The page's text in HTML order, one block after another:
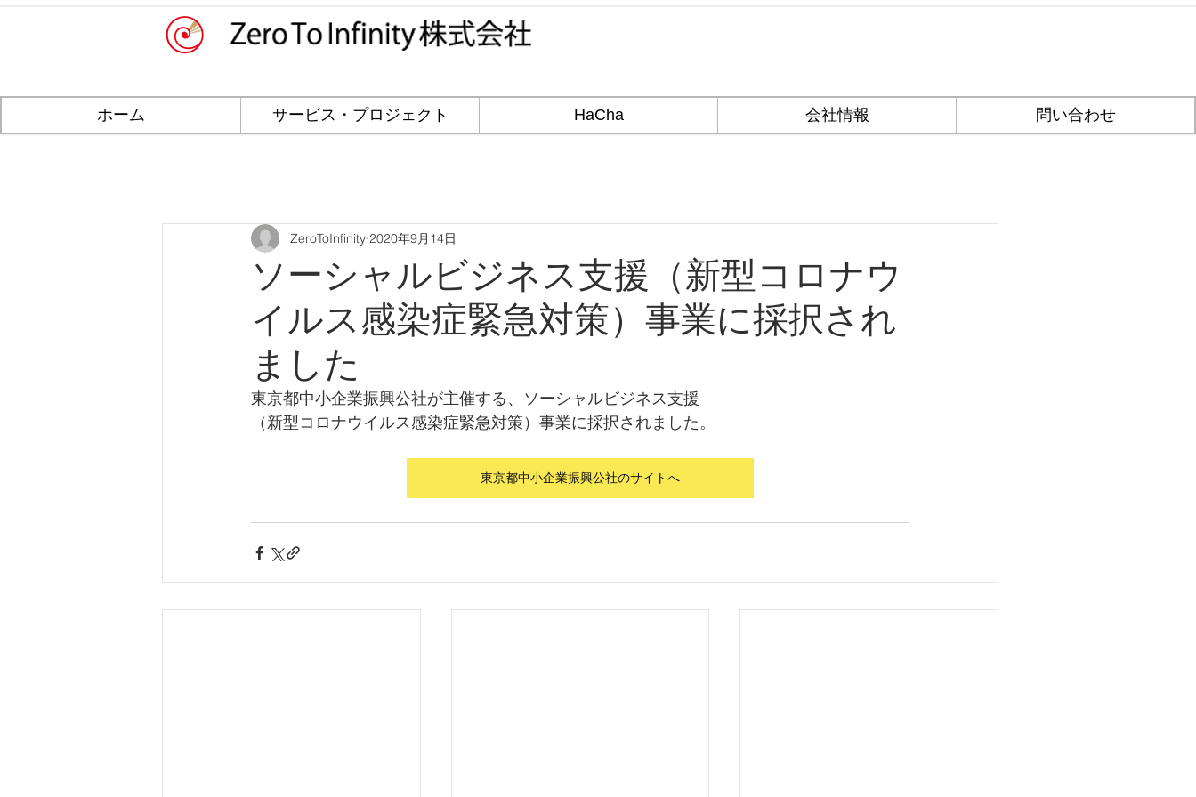
ホーム サービス・プロジェクト HaCha 会社情報 問い合わせ
ソーシャルビジネス支援（新型コロナウ
イルス感染症緊急対策）事業に採択され
ました
ZeroToInfinity 2020年9月14日
東京都中小企業振興公社が主催する、ソーシャルビジネス支援
（新型コロナウイルス感染症緊急対策）事業に採択されました。
東京都中小企業振興公社のサイトへ